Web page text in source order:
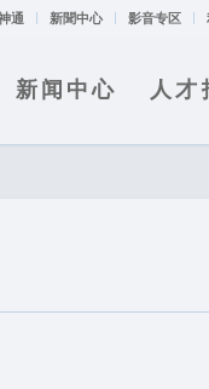
通 新聞中心 影音专区
新闻中心 人才